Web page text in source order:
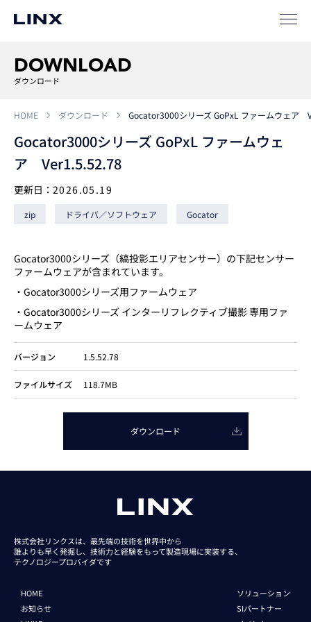
SIパートナー
新卒 採用
DOWNLOAD
ダウンロード
HOME ダウンロード Gocator3000シリーズ GoPxL ファームウェア
Gocator3000シリーズ GoPxL ファームウェ
ア Ver1.5.52.78
更新日： 2026.05.19
zip ドライバ／ソフトウェア Gocator
Gocator3000シリーズ（縞投影エリアセンサー）の下記センサー
ファームウェアが含まれています。
・Gocator3000シリーズ用ファームウェア
・Gocator3000シリーズ インターリフレクティブ撮影 専用ファ
ームウェア
バージョン 1.5.52.78
ファイルサイズ 118.7MB
ダウンロード
株式会社リンクスは、最先端の技術を世界中から
誰よりも早く発掘し、技術力と経験をもって製造現場に実装する、
テクノロジープロバイダです
HOME
お知らせ
ソリューション
SIパートナー